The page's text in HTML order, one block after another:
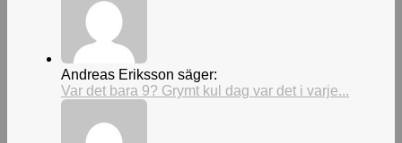
Andreas Eriksson säger:
Var det bara 9? Grymt kul dag var det i varje...